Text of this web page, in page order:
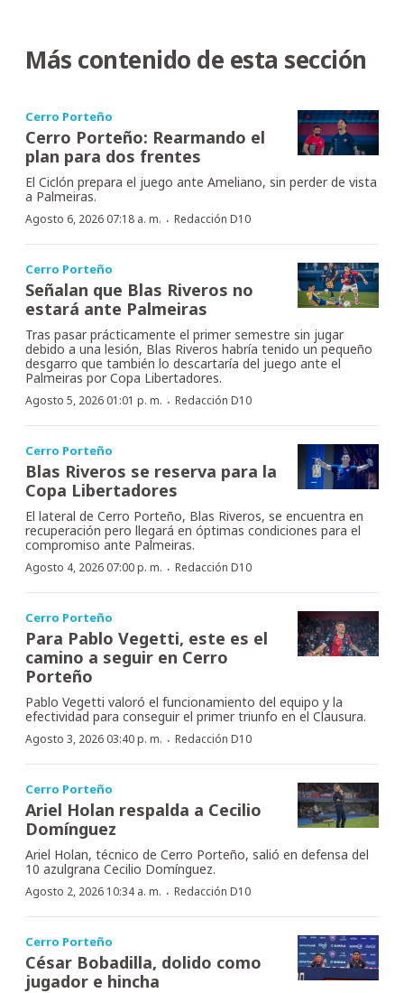
Más contenido de esta sección
Cerro Porteño
Cerro Porteño: Rearmando el
plan para dos frentes
El Ciclón prepara el juego ante Ameliano, sin perder de vista
a Palmeiras.
Agosto 6, 2026 07:18 a. m. · Redacción D10
Cerro Porteño
Señalan que Blas Riveros no
estará ante Palmeiras
Tras pasar prácticamente el primer semestre sin jugar
debido a una lesión, Blas Riveros habría tenido un pequeño
desgarro que también lo descartaría del juego ante el
Palmeiras por Copa Libertadores.
Agosto 5, 2026 01:01 p. m. · Redacción D10
Cerro Porteño
Blas Riveros se reserva para la
Copa Libertadores
El lateral de Cerro Porteño, Blas Riveros, se encuentra en
recuperación pero llegará en óptimas condiciones para el
compromiso ante Palmeiras.
Agosto 4, 2026 07:00 p. m. · Redacción D10
Cerro Porteño
Para Pablo Vegetti, este es el
camino a seguir en Cerro
Porteño
Pablo Vegetti valoró el funcionamiento del equipo y la
efectividad para conseguir el primer triunfo en el Clausura.
Agosto 3, 2026 03:40 p. m. · Redacción D10
Cerro Porteño
Ariel Holan respalda a Cecilio
Domínguez
Ariel Holan, técnico de Cerro Porteño, salió en defensa del
10 azulgrana Cecilio Domínguez.
Agosto 2, 2026 10:34 a. m. · Redacción D10
Cerro Porteño
César Bobadilla, dolido como
jugador e hincha